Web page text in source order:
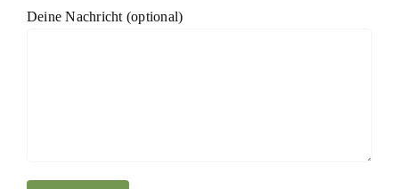
Deine Nachricht (optional)